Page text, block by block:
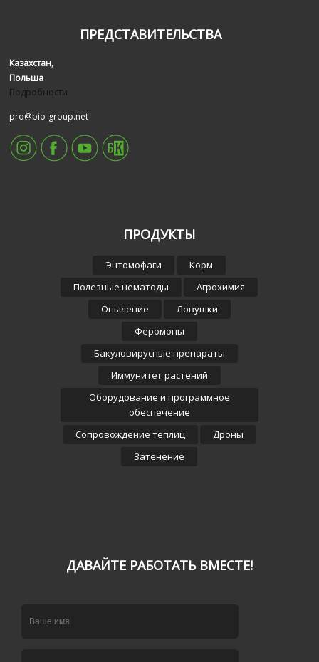
ПРЕДСТАВИТЕЛЬСТВА
Казахстан,
Польша
Подробности
pro@bio-group.net
ПРОДУКТЫ
Энтомофаги
Корм
Полезные нематоды
Агрохимия
Опыление
Ловушки
Феромоны
Бакуловирусные препараты
Иммунитет растений
Оборудование и программное
обеспечение
Сопровождение теплиц
Дроны
Затенение
ДАВАЙТЕ РАБОТАТЬ ВМЕСТЕ!